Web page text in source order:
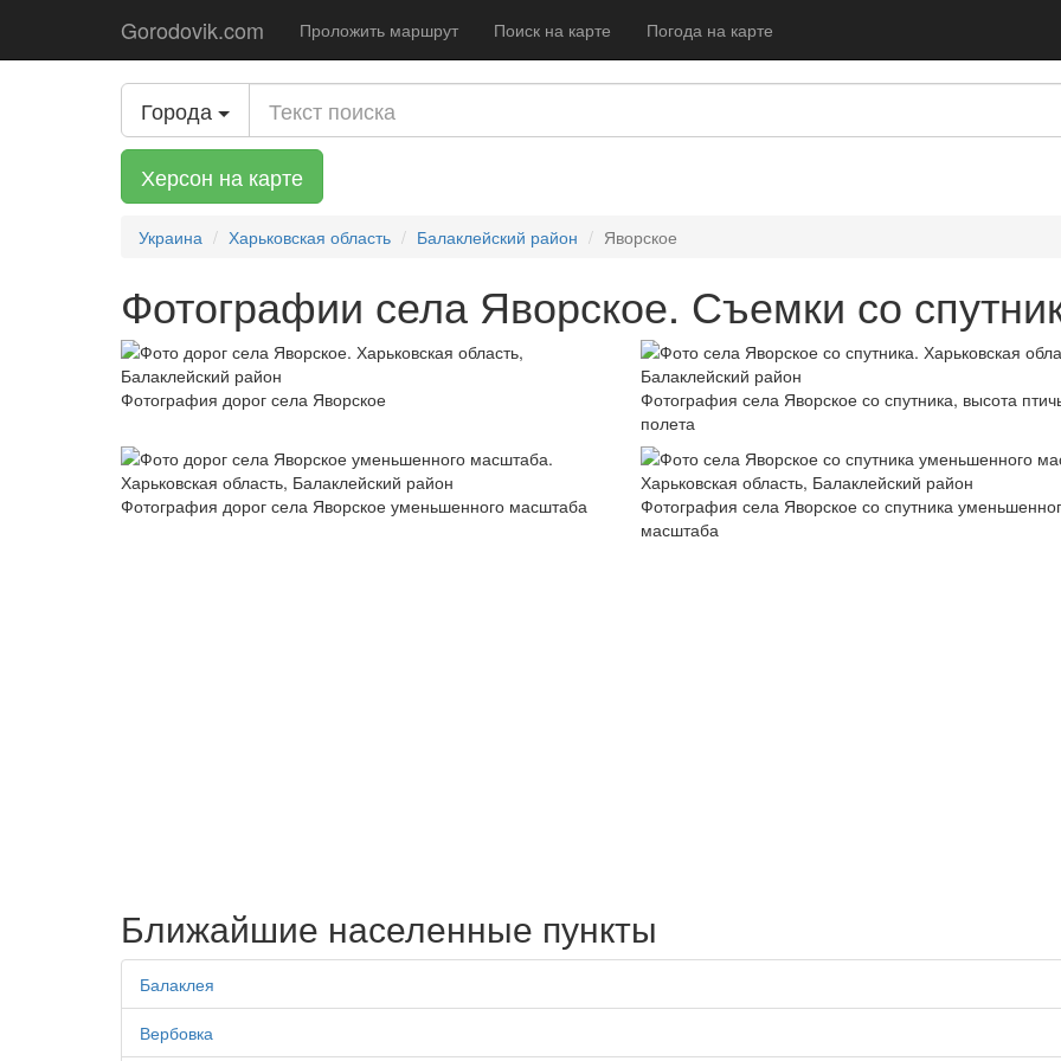
Gorodovik.com Проложить маршрут Поиск на карте Погода на карте
Города
Херсон на карте
Украина Харьковская область Балаклейский район Яворское
Фотографии села Яворское. Съемки со
Фотография дорог села Яворское
Фотография села Яворское со спутника, высота
полета
Фотография дорог села Яворское уменьшенного масштаба
Фотография села Яворское со спутника
масштаба
Ближайшие населенные пункты
Балаклея
Вербовка